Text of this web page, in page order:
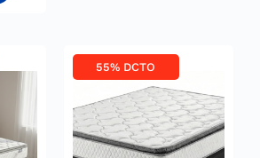
55% DCTO